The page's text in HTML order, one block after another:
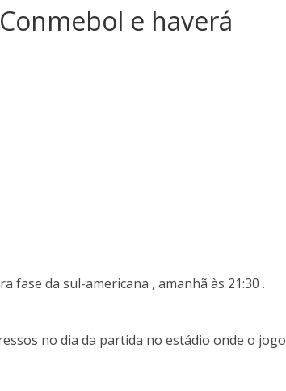
e haverá
da sul-americana , amanhã às 21:30 .
no dia da partida no estádio onde o jogo